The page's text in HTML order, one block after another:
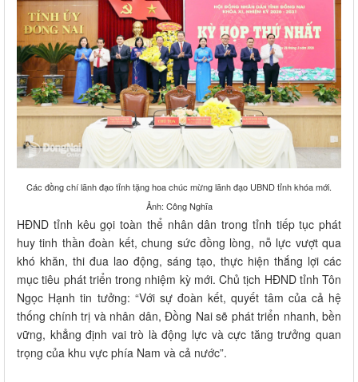
Các đồng chí lãnh đạo tỉnh tặng hoa chúc mừng lãnh đạo UBND tỉnh khóa mới.
Ảnh: Công Nghĩa
HĐND tỉnh kêu gọi toàn thể nhân dân trong tỉnh tiếp tục phát
huy tinh thần đoàn kết, chung sức đồng lòng, nỗ lực vượt qua
khó khăn, thi đua lao động, sáng tạo, thực hiện thắng lợi các
mục tiêu phát triển trong nhiệm kỳ mới. Chủ tịch HĐND tỉnh Tôn
Ngọc Hạnh tin tưởng: “Với sự đoàn kết, quyết tâm của cả hệ
thống chính trị và nhân dân, Đồng Nai sẽ phát triển nhanh, bền
vững, khẳng định vai trò là động lực và cực tăng trưởng quan
trọng của khu vực phía Nam và cả nước”.